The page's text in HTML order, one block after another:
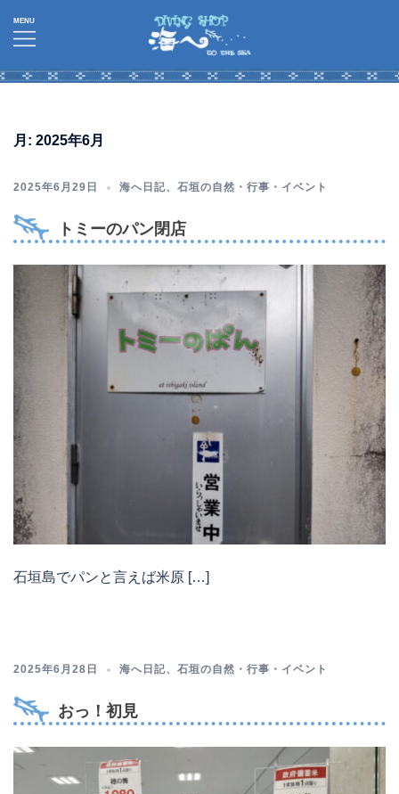
ン
月: 2025年6月
2025年6月29日 海へ日記、 石垣の自然・行事・イベント
トミーのパン閉店
石垣島でパンと言えば米原 […]
2025年6月28日 海へ日記、 石垣の自然・行事・イベント
おっ！初見